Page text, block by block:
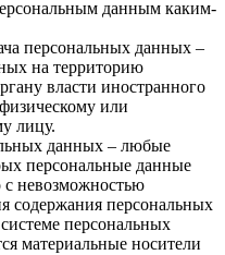
данным каким-
персональных данных –
на территорию
власти иностранного
или
лицу.
данных – любые
персональные данные
с невозможностью
содержания персональных
персональных
материальные носители